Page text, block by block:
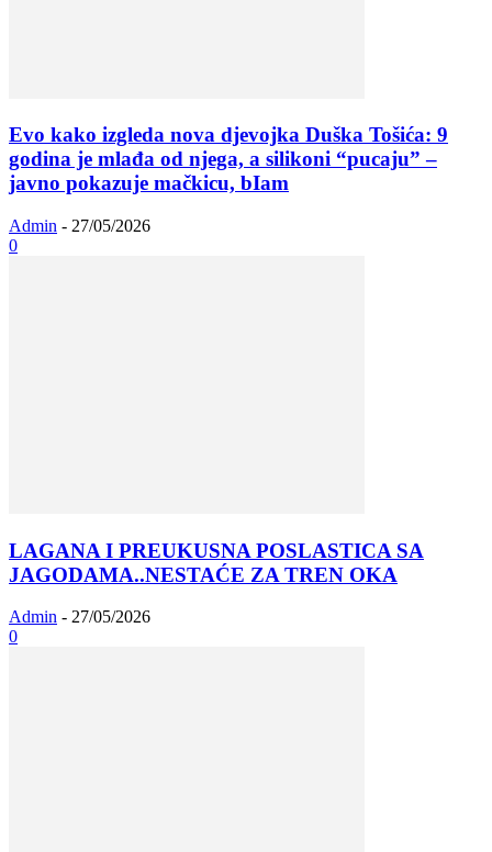
Evo kako izgleda nova djevojka Duška Tošića: 9
godina je mlađa od njega, a silikoni “pucaju” –
javno pokazuje mačkicu, bIam
Admin - 27/05/2026
0
LAGANA I PREUKUSNA POSLASTICA SA
JAGODAMA..NESTAĆE ZA TREN OKA
Admin - 27/05/2026
0